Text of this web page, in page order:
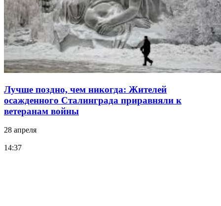
Лучше поздно, чем никогда: Жителей
осажденного Сталинграда приравняли к
ветеранам войны
28 апреля
14:37